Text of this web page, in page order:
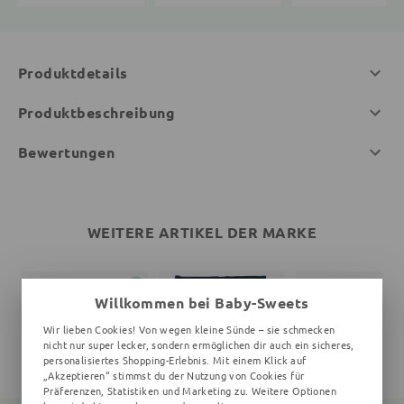
Produktdetails
Produktbeschreibung
Bewertungen
WEITERE ARTIKEL DER MARKE
Willkommen bei Baby-Sweets
Wir lieben Cookies! Von wegen kleine Sünde – sie schmecken
nicht nur super lecker, sondern ermöglichen dir auch ein sicheres,
personalisiertes Shopping-Erlebnis. Mit einem Klick auf
„Akzeptieren“ stimmst du der Nutzung von Cookies für
Präferenzen, Statistiken und Marketing zu. Weitere Optionen